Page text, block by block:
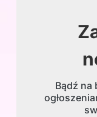
Bądź na